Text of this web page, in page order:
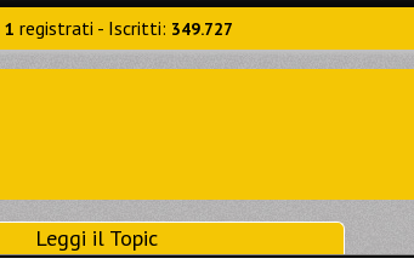
1 registrati - Iscritti: 349.727
Leggi il Topic